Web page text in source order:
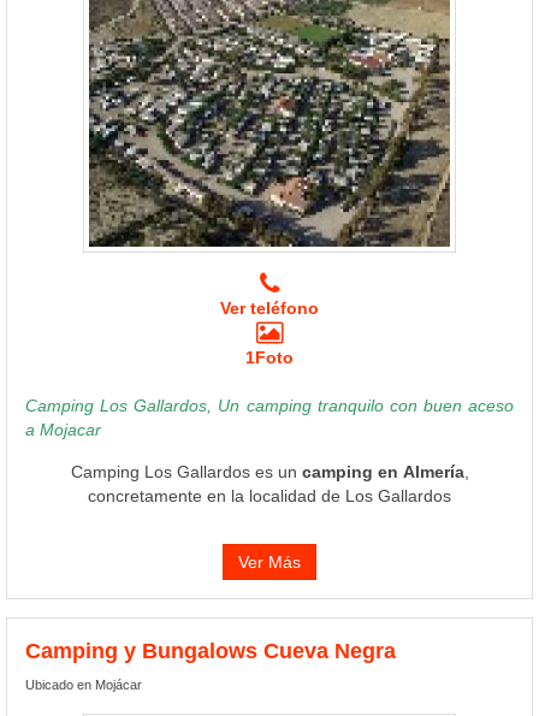
Ver teléfono
1Foto
Camping Los Gallardos, Un camping tranquilo con buen aceso
a Mojacar
Camping Los Gallardos es un camping en Almería,
concretamente en la localidad de Los Gallardos
Ver Más
Camping y Bungalows Cueva Negra
Ubicado en Mojácar